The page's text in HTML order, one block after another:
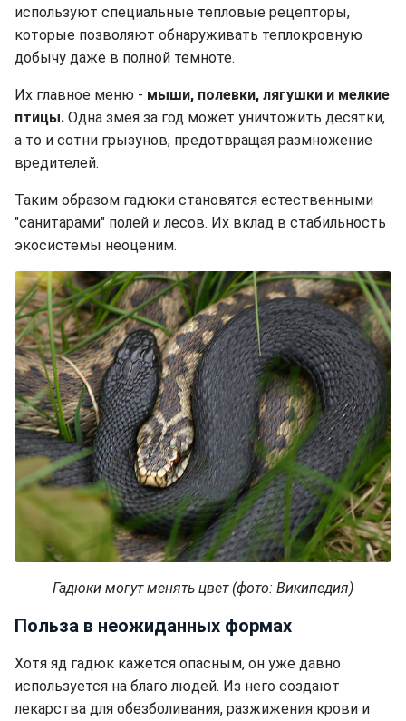
используют специальные тепловые рецепторы,
которые позволяют обнаруживать теплокровную
добычу даже в полной темноте.
Их главное меню - мыши, полевки, лягушки и мелкие
птицы. Одна змея за год может уничтожить десятки,
а то и сотни грызунов, предотвращая размножение
вредителей.
Таким образом гадюки становятся естественными
"санитарами" полей и лесов. Их вклад в стабильность
экосистемы неоценим.
Гадюки могут менять цвет (фото: Википедия)
Польза в неожиданных формах
Хотя яд гадюк кажется опасным, он уже давно
используется на благо людей. Из него создают
лекарства для обезболивания, разжижения крови и